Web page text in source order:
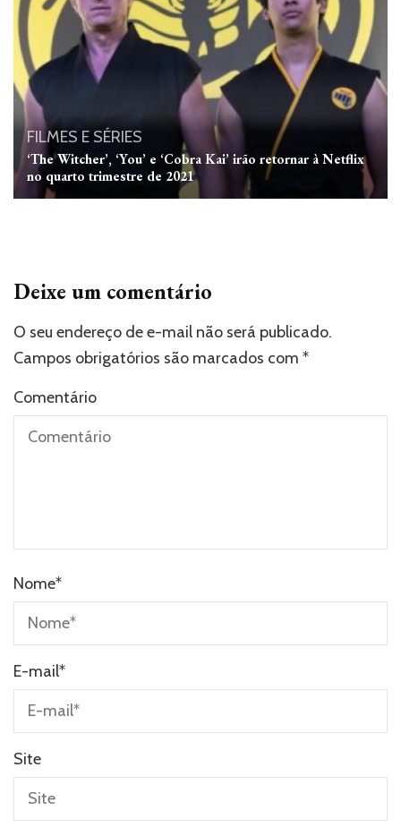
FILMES E SÉRIES
‘The Witcher’, ‘You’ e ‘Cobra Kai’ irão retornar à Netflix
no quarto trimestre de 2021
Deixe um comentário
O seu endereço de e-mail não será publicado.
Campos obrigatórios são marcados com *
Comentário
Nome*
E-mail*
Site